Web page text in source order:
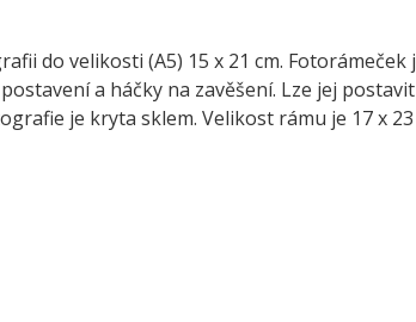
do velikosti (A5) 15 x 21 cm. Fotorámeček
a háčky na zavěšení. Lze jej
je kryta sklem. Velikost rámu je 17 x 23